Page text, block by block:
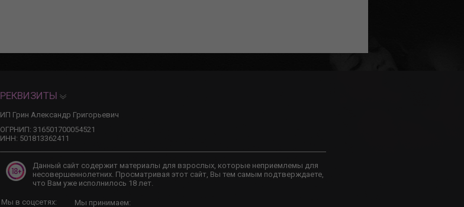
РЕКВИЗИТЫ
ИП Грин Александр Григорьевич
ОГРНИП: 316501700054521
ИНН: 501813362411
Данный сайт содержит материалы для взрослых, которые неприемлемы для
несовершеннолетних. Просматривая этот сайт, Вы тем самым подтверждаете,
что Вам уже исполнилось 18 лет.
Мы в соцсетях: Мы принимаем: